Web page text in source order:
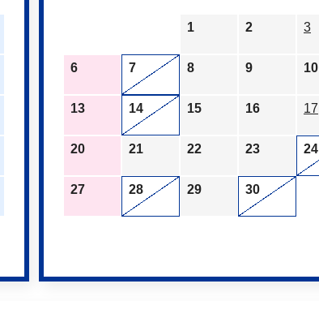
1 2 3
6 7 8 9 10
13 14 15 16 17
20 21 22 23 24
27 28 29 30